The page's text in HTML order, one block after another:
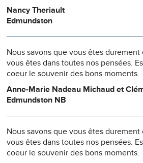
Nancy Theriault
Edmundston
Nous savons que vous êtes
vous êtes dans toutes nos pensées.
coeur le souvenir des bons moments.
Anne-Marie Nadeau Michaud et
Edmundston NB
Nous savons que vous êtes
vous êtes dans toutes nos pensées.
coeur le souvenir des bons moments.